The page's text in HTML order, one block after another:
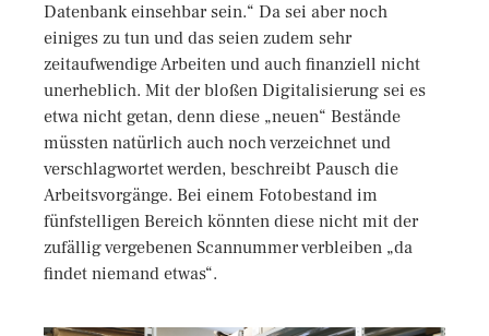
Datenbank einsehbar sein.“ Da sei aber noch
einiges zu tun und das seien zudem sehr
zeitaufwendige Arbeiten und auch finanziell nicht
unerheblich. Mit der bloßen Digitalisierung sei es
etwa nicht getan, denn diese „neuen“ Bestände
müssten natürlich auch noch verzeichnet und
verschlagwortet werden, beschreibt Pausch die
Arbeitsvorgänge. Bei einem Fotobestand im
fünfstelligen Bereich könnten diese nicht mit der
zufällig vergebenen Scannummer verbleiben „da
findet niemand etwas“.